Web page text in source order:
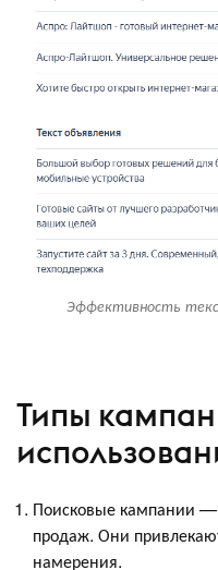
Эффективность
Типы
Поисковые кампании —
продаж. Они
намерения.